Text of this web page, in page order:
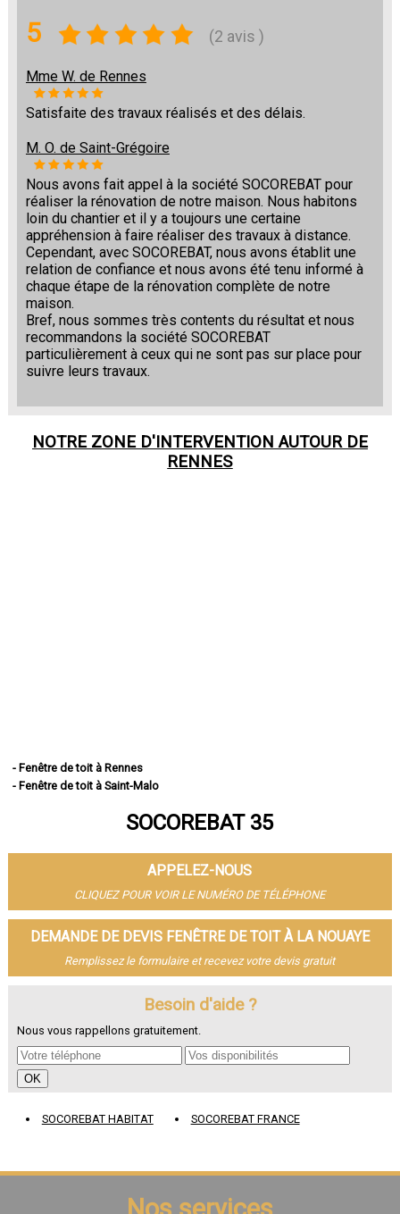
5 (2 avis )
Mme W. de Rennes
Satisfaite des travaux réalisés et des délais.
M. O. de Saint-Grégoire
Nous avons fait appel à la société SOCOREBAT pour
réaliser la rénovation de notre maison. Nous habitons
loin du chantier et il y a toujours une certaine
appréhension à faire réaliser des travaux à distance.
Cependant, avec SOCOREBAT, nous avons établit une
relation de confiance et nous avons été tenu informé à
chaque étape de la rénovation complète de notre
maison.
Bref, nous sommes très contents du résultat et nous
recommandons la société SOCOREBAT
particulièrement à ceux qui ne sont pas sur place pour
suivre leurs travaux.
NOTRE ZONE D'INTERVENTION AUTOUR DE
RENNES
- Fenêtre de toit à Rennes
- Fenêtre de toit à Saint-Malo
- Fenêtre de toit à Vitré
- Fenêtre de toit à Cesson-Sévigné
- Fenêtre de toit à Betton
- Fenêtre de toit à Saint-Jacques-de-la-Lande
- Fenêtre de toit à Redon
- Fenêtre de toit à Pacé
- Fenêtre de toit à Saint-Grégoire
- Fenêtre de toit à Le Rheu
- Fenêtre de toit à Bain-de-Bretagne
- Fenêtre de toit à Guichen
- Fenêtre de toit à Mordelles
- Fenêtre de toit à Chartres-de-Bretagne
- Fenêtre de toit à Montfort-sur-Meu
- Fenêtre de toit à Acigné
SOCOREBAT 35
APPELEZ-NOUS
CLIQUEZ POUR VOIR LE NUMÉRO DE TÉLÉPHONE
DEMANDE DE DEVIS FENÊTRE DE TOIT À LA NOUAYE
Remplissez le formulaire et recevez votre devis gratuit
Besoin d'aide ?
Nous vous rappellons gratuitement.
SOCOREBAT HABITAT SOCOREBAT FRANCE